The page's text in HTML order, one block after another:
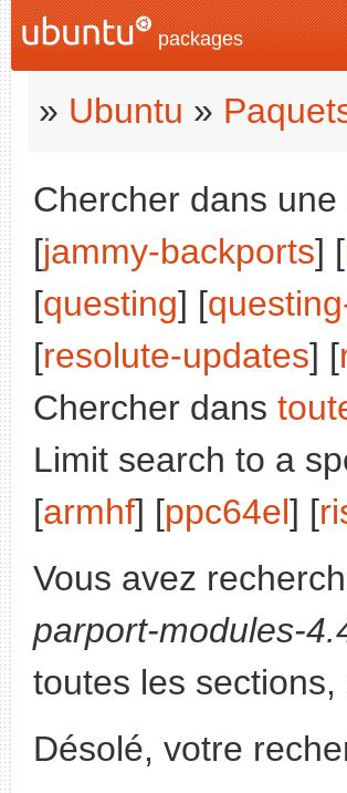
packages
» Ubuntu »
Chercher dans
[jammy-backports] [
[questing] [
[resolute-updates] [
Chercher dans
Limit search to a
[armhf] [ppc64el] [
Vous avez
parport-modules-
toutes les
Désolé, votre